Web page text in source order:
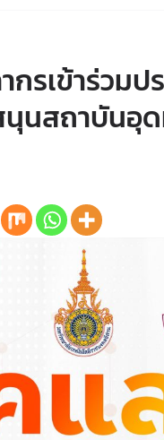
รเข้าร่วมป
สถาบันอุด